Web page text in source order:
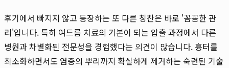
후기에서 빠지지 않고 등장하는 또 다른 칭찬은 바로 '꼼꼼한 관
리'입니다. 특히 여드름 치료의 기본이 되는 압출 과정에서 다른
병원과 차별화된 전문성을 경험했다는 의견이 많습니다. 흉터를
최소화하면서도 염증의 뿌리까지 확실하게 제거하는 숙련된 기술